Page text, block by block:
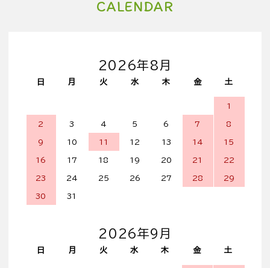
CALENDAR
2026年8月
日 月 火 水 木 金 土
1
2 3 4 5 6 7 8
9 10 11 12 13 14 15
16 17 18 19 20 21 22
23 24 25 26 27 28 29
30 31
2026年9月
日 月 火 水 木 金 土